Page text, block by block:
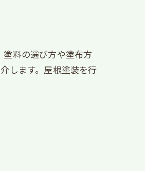
料の選び方や塗布方
します。屋根塗装を行